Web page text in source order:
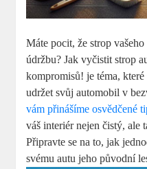
Máte pocit, že strop
údržbu? Jak vyčistit strop
kompromisů! je téma,
udržet svůj automobil v
vám přinášíme osvědčené
váš interiér nejen čistý, ale
Připravte se na to, jak
svému autu jeho původní